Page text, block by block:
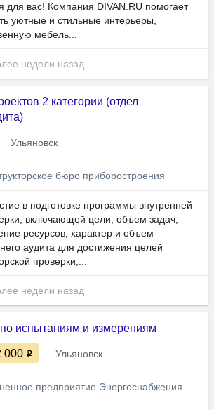
для вас! Компания DIVAN.RU помогает
уютные и стильные интерьеры,
мебель...
недели назад
2 категории (отдел
Ульяновск
бюро приборостроения
в подготовке программы внутренней
включающей цели, объем задач,
ресурсов, характер и объем
аудита для достижения целей
проверки;...
недели назад
испытаниям и измерениям
000
Ульяновск
предприятие Энергоснабжения